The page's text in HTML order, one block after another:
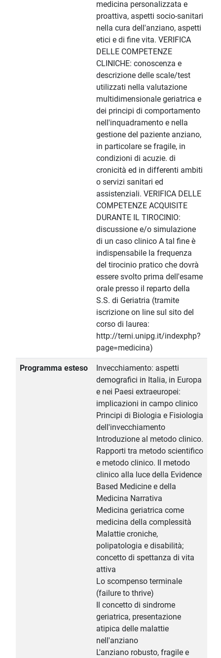
medicina personalizzata e
proattiva, aspetti socio-sanitari
nella cura dell'anziano, aspetti
etici e di fine vita. VERIFICA
DELLE COMPETENZE
CLINICHE: conoscenza e
descrizione delle scale/test
utilizzati nella valutazione
multidimensionale geriatrica e
dei principi di comportamento
nell'inquadramento e nella
gestione del paziente anziano,
in particolare se fragile, in
condizioni di acuzie. di
cronicità ed in differenti ambiti
o servizi sanitari ed
assistenziali. VERIFICA DELLE
COMPETENZE ACQUISITE
DURANTE IL TIROCINIO:
discussione e/o simulazione
di un caso clinico A tal fine è
indispensabile la frequenza
del tirocinio pratico che dovrà
essere svolto prima dell'esame
orale presso il reparto della
S.S. di Geriatria (tramite
iscrizione on line sul sito del
corso di laurea:
http://terni.unipg.it/indexphp?
page=medicina)
Programma esteso
Invecchiamento: aspetti
demografici in Italia, in Europa
e nei Paesi extraeuropei:
implicazioni in campo clinico
Principi di Biologia e Fisiologia
dell'invecchiamento
Introduzione al metodo clinico.
Rapporti tra metodo scientifico
e metodo clinico. Il metodo
clinico alla luce della Evidence
Based Medicine e della
Medicina Narrativa
Medicina geriatrica come
medicina della complessità
Malattie croniche,
polipatologia e disabilità;
concetto di spettanza di vita
attiva
Lo scompenso terminale
(failure to thrive)
Il concetto di sindrome
geriatrica, presentazione
atipica delle malattie
nell'anziano
L'anziano robusto, fragile e